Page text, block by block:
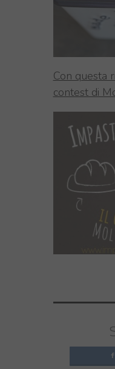
Con questa
contest di